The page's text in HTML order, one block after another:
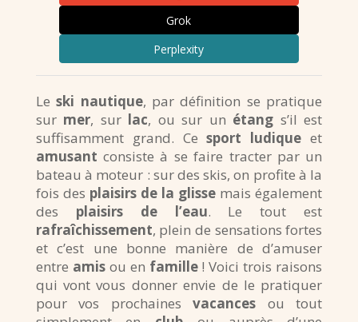
Grok
Perplexity
Leski nautique, par définition se pratique
sur mer, sur lac, ou sur un étang s’il est
suffisamment grand. Cesport ludique et
amusant consiste à se faire tracter par un
bateau à moteur : sur des skis, on profite à la
fois des plaisirs de la glisse mais également
des plaisirs de l’eau. Le tout est
rafraîchissement, plein de sensations fortes
et c’est une bonne manière de d’amuser
entre amisou en famille! Voici trois raisons
qui vont vous donner envie de le pratiquer
pour vos prochainesvacances ou tout